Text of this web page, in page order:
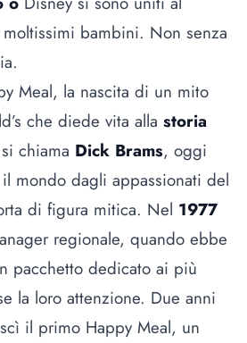
bambini. Non senza
Meal, la nascita di un mito
che diede vita alla storia
si chiama Dick Brams, oggi
mondo dagli appassionati del
di figura mitica. Nel 1977
regionale, quando ebbe
pacchetto dedicato ai più
la loro attenzione. Due anni
il primo Happy Meal, un